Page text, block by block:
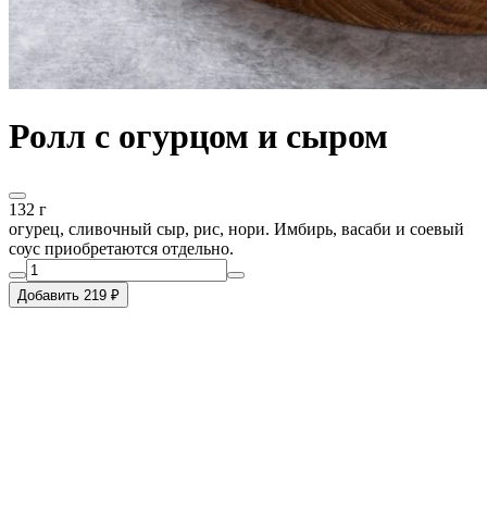
Ролл с огурцом и сыром
132 г
огурец, сливочный сыр, рис, нори. Имбирь, васаби и соевый
соус приобретаются отдельно.
Добавить 219 ₽